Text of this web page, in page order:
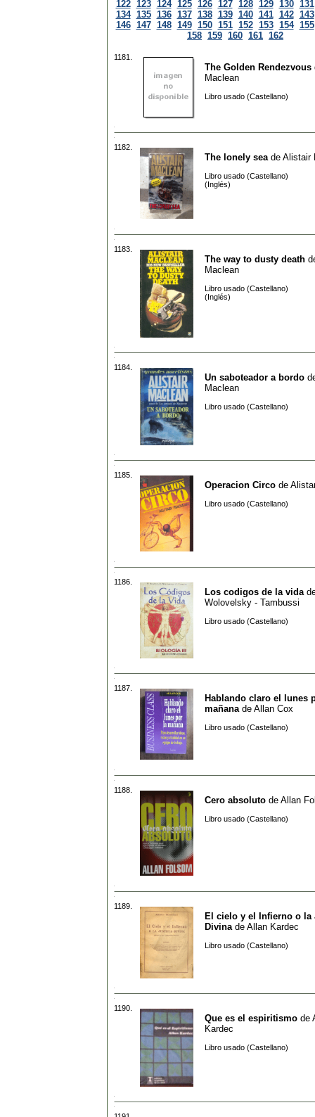
122 123 124 125 126 127 128 129 130 131
134 135 136 137 138 139 140 141 142 143
146 147 148 149 150 151 152 153 154 155
158 159 160 161 162
1181.
The Golden Rendezvous
Maclean
Libro usado (Castellano)
1182.
The lonely sea de Alistair
Libro usado (Castellano)
(Inglés)
1183.
The way to dusty death
Maclean
Libro usado (Castellano)
(Inglés)
1184.
Un saboteador a bordo
Maclean
Libro usado (Castellano)
1185.
Operacion Circo de
Libro usado (Castellano)
1186.
Los codigos de la vida
Wolovelsky - Tambussi
Libro usado (Castellano)
1187.
Hablando claro el lunes
mañana de Allan Cox
Libro usado (Castellano)
1188.
Cero absoluto de Allan
Libro usado (Castellano)
1189.
El cielo y el Infierno o la
Divina de Allan Kardec
Libro usado (Castellano)
1190.
Que es el espiritismo de
Kardec
Libro usado (Castellano)